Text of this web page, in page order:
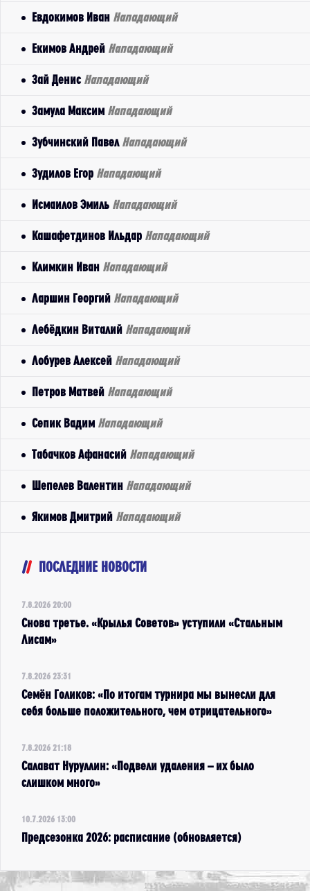
Евдокимов Иван Нападающий
Екимов Андрей Нападающий
Зай Денис Нападающий
Замула Максим Нападающий
Зубчинский Павел Нападающий
Зудилов Егор Нападающий
Исмаилов Эмиль Нападающий
Кашафетдинов Ильдар Нападающий
Климкин Иван Нападающий
Ларшин Георгий Нападающий
Лебёдкин Виталий Нападающий
Лобурев Алексей Нападающий
Петров Матвей Нападающий
Сепик Вадим Нападающий
Табачков Афанасий Нападающий
Шепелев Валентин Нападающий
Якимов Дмитрий Нападающий
ПОСЛЕДНИЕ НОВОСТИ
7.8.2026 20:00
Снова третье. «Крылья Советов» уступили «Стальным
Лисам»
7.8.2026 23:31
Семён Голиков: «По итогам турнира мы вынесли для
себя больше положительного, чем отрицательного»
7.8.2026 21:18
Салават Нуруллин: «Подвели удаления – их было
слишком много»
10.7.2026 13:00
Предсезонка 2026: расписание (обновляется)